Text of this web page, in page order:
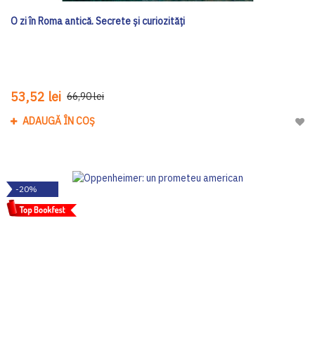
O zi în Roma antică. Secrete şi curiozităţi
53,52 lei 66,90 lei
ADAUGĂ ÎN COȘ
-20%